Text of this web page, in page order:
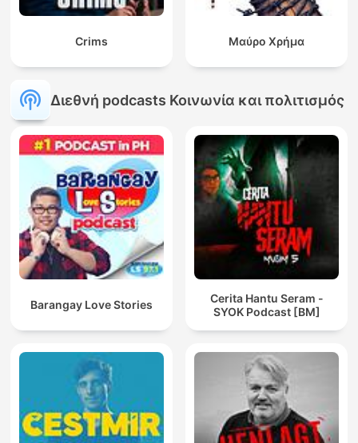
Crims Μαύρο Χρήμα
Διεθνή podcasts Κοινωνία και πολιτισμός
Barangay Love Stories
Cerita Hantu Seram -
SYOK Podcast [BM]